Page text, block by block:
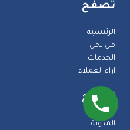
تصفح
الرئيسية
من نحن
الخدمات
اراء العملاء
تصفح
المدونة